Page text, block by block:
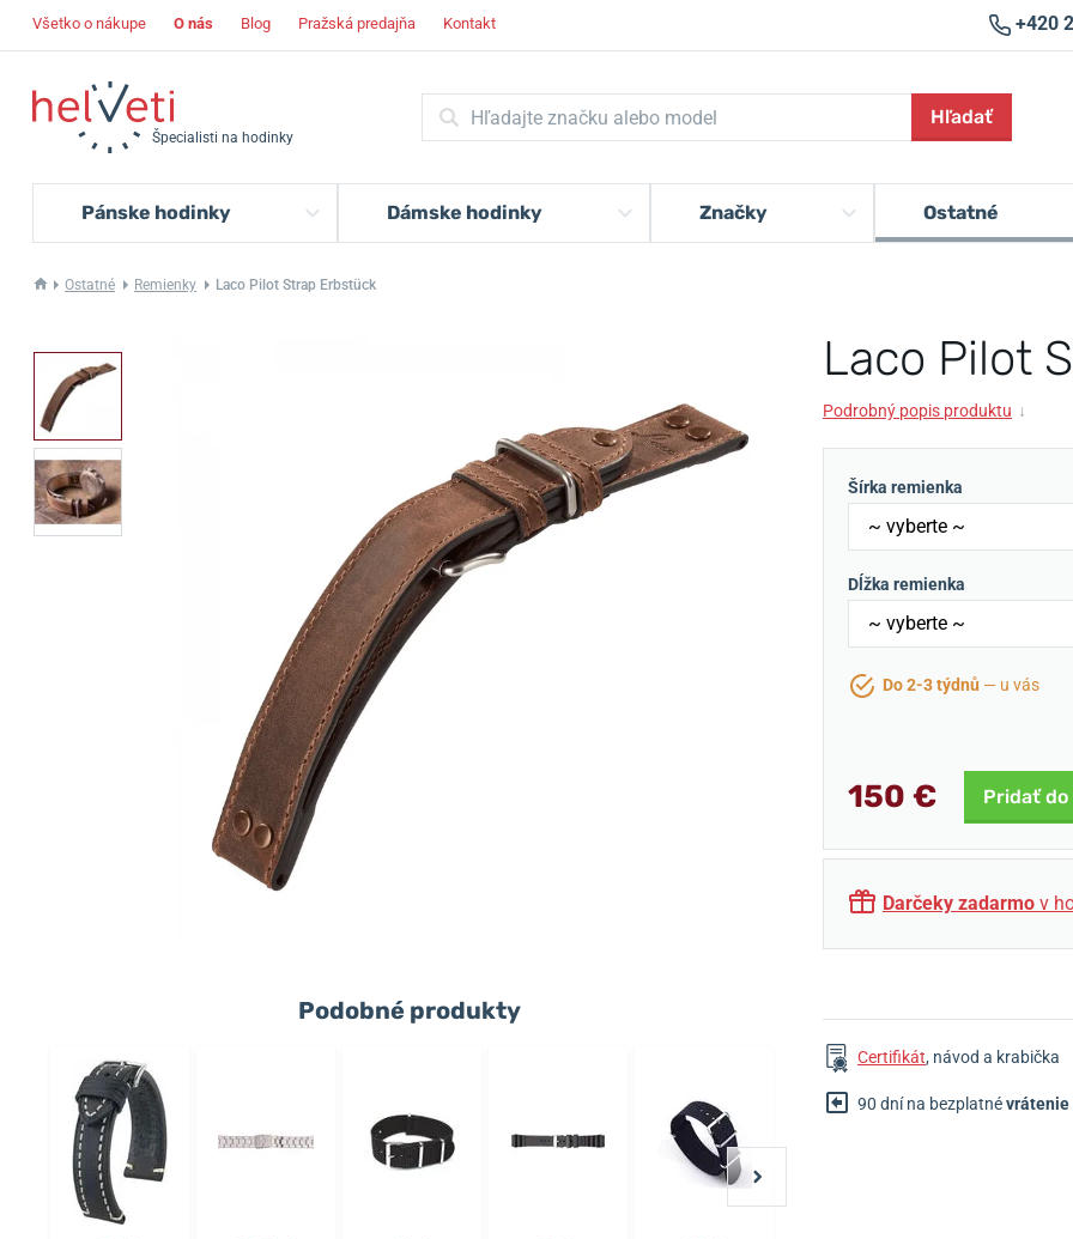
Všetko o nákupe O nás Blog Pražská predajňa Kontakt +420
Špecialisti na hodinky
Hľadať
Pánske hodinky Dámske hodinky Značky Ostatné
Ostatné Remienky Laco Pilot Strap Erbstück
Laco Pilot
Podrobný popis produktu ↓
Šírka remienka
Dĺžka remienka
Do 2-3 týdnů — u vás
150 € Pridať do
Darčeky zadarmo v
Certifikát, návod a krabička
90 dní na bezplatnévrátenie
Podobné produkty